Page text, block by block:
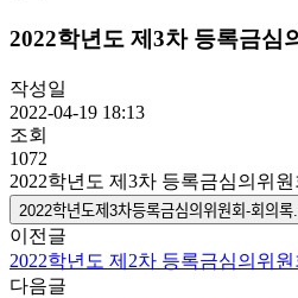
2022학년도 제3차 등록금심
작성일
2022-04-19 18:13
조회
1072
2022학년도 제3차 등록금심의위
2022학년도제3차등록금심의위원회-
이전글
2022학년도 제2차 등록금심의위
다음글